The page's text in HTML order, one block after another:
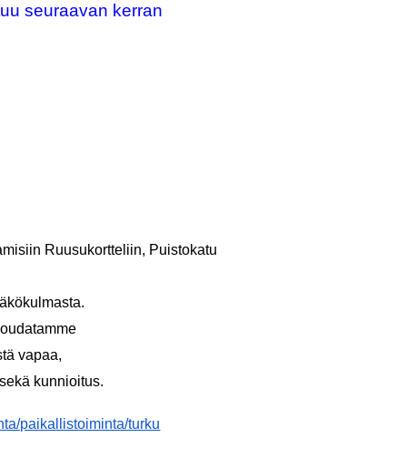
seuraavan kerran
Ruusukortteliin, Puistokatu
vapaa,
kunnioitus.
paikallistoiminta/turku